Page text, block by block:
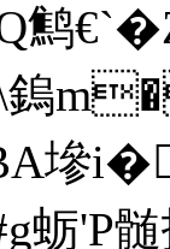
鎢
墋
蛎'P